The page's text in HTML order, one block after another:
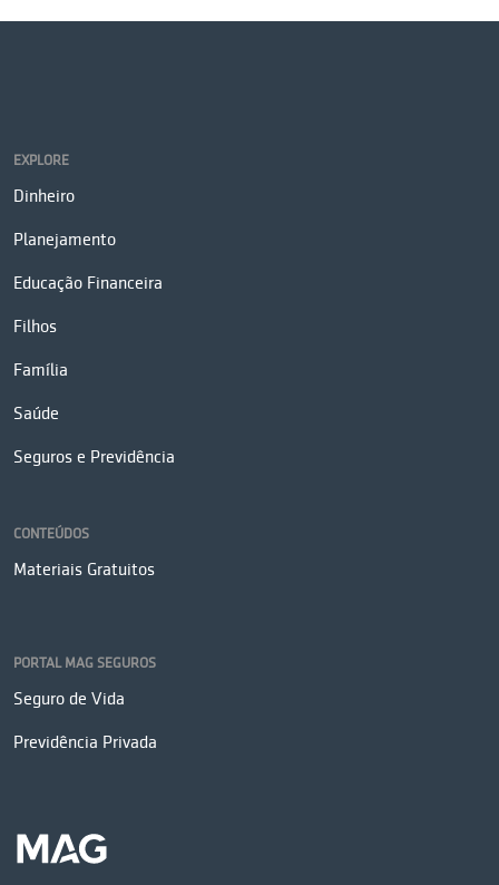
EXPLORE
Dinheiro
Planejamento
Educação Financeira
Filhos
Família
Saúde
Seguros e Previdência
CONTEÚDOS
Materiais Gratuitos
PORTAL MAG SEGUROS
Seguro de Vida
Previdência Privada